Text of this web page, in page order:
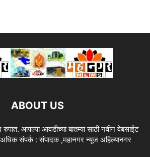
ABOUT US
आपल्या आवडीच्या बातम्या साठी नवीन वेबसाईट
संपर्क : संपादक ,महानगर न्यूज अहिल्यानगर